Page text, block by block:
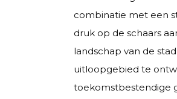
combinatie met een
druk op de schaars
landschap van de
uitloopgebied te
toekomstbestendige